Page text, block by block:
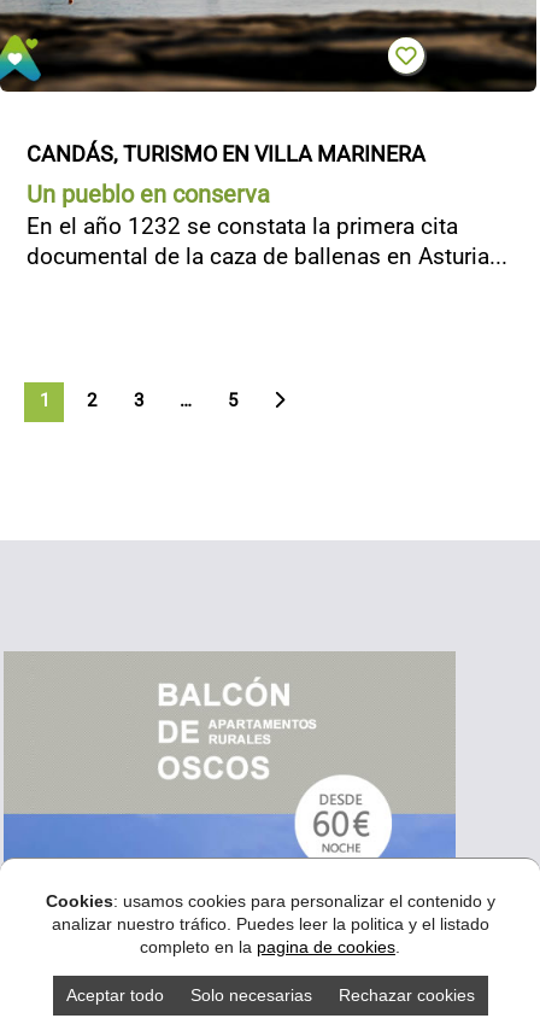
CANDÁS, TURISMO EN VILLA MARINERA
Un pueblo en conserva
En el año 1232 se constata la primera cita
documental de la caza de ballenas en Asturia...
1 2 3 … 5
Cookies: usamos cookies para personalizar el contenido y
analizar nuestro tráfico. Puedes leer la politica y el listado
completo en la pagina de cookies
Aceptar todo Solo necesarias Rechazar cookies